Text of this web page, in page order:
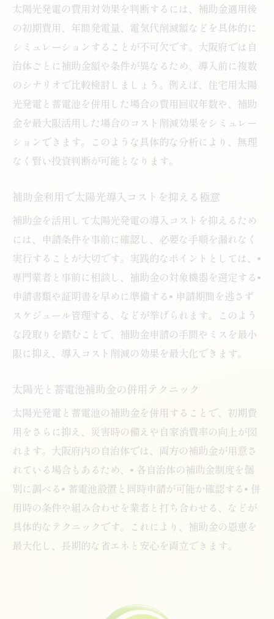
太陽光発電の費用対効果を判断するには、補助金適用後
の初期費用、年間発電量、電気代削減額などを具体的に
シミュレーションすることが不可欠です。大阪府では自
治体ごとに補助金額や条件が異なるため、導入前に複数
のシナリオで比較検討しましょう。例えば、住宅用太陽
光発電と蓄電池を併用した場合の費用回収年数や、補助
金を最大限活用した場合のコスト削減効果をシミュレー
ションできます。このような具体的な分析により、無理
なく賢い投資判断が可能となります。
補助金利用で太陽光導入コストを抑える極意
補助金を活用して太陽光発電の導入コストを抑えるため
には、申請条件を事前に確認し、必要な手順を漏れなく
実行することが大切です。実践的なポイントとしては、•
専門業者と事前に相談し、補助金の対象機器を選定する•
申請書類や証明書を早めに準備する• 申請期間を逃さず
スケジュール管理する、などが挙げられます。このよう
な段取りを踏むことで、補助金申請の手間やミスを最小
限に抑え、導入コスト削減の効果を最大化できます。
太陽光と蓄電池補助金の併用テクニック
太陽光発電と蓄電池の補助金を併用することで、初期費
用をさらに抑え、災害時の備えや自家消費率の向上が図
れます。大阪府内の自治体では、両方の補助金が用意さ
れている場合もあるため、• 各自治体の補助金制度を個
別に調べる• 蓄電池設置と同時申請が可能か確認する• 併
用時の条件や組み合わせを業者と打ち合わせる、などが
具体的なテクニックです。これにより、補助金の恩恵を
最大化し、長期的な省エネと安心を両立できます。